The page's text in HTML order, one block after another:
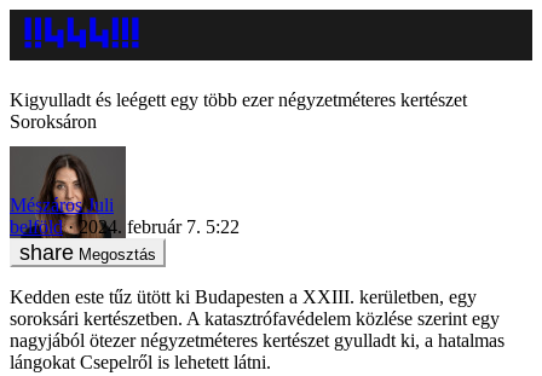
Kigyulladt és leégett egy több ezer négyzetméteres kertészet
Soroksáron
Mészáros Juli
belföld
2024. február 7. 5:22
Megosztás
Kedden este tűz ütött ki Budapesten a XXIII. kerületben, egy
soroksári kertészetben. A katasztrófavédelem közlése szerint egy
nagyjából ötezer négyzetméteres kertészet gyulladt ki, a hatalmas
lángokat Csepelről is lehetett látni.